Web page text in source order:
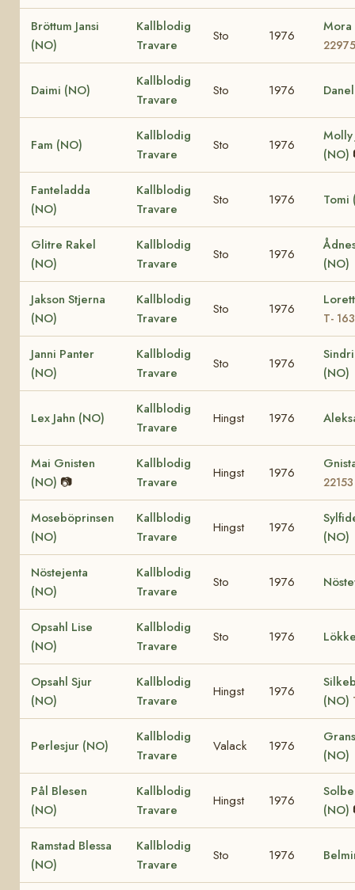
Bröttum Jansi
(NO)
Kallblodig
Travare
Sto 1976
22975
Daimi (NO)
Kallblodig
Travare
Sto 1976
Fam (NO)
Kallblodig
Travare
Sto 1976
Molly
(NO)
Fanteladda
(NO)
Kallblodig
Travare
Sto 1976 Tomi
Glitre Rakel
(NO)
Kallblodig
Travare
Sto 1976
(NO)
Jakson Stjerna
(NO)
Kallblodig
Travare
Sto 1976
T-
Janni Panter
(NO)
Kallblodig
Travare
Sto 1976
(NO)
Lex Jahn (NO)
Kallblodig
Travare
Hingst 1976
Mai Gnisten
(NO) 📷
Kallblodig
Travare
Hingst 1976
22153
Moseböprinsen
(NO)
Kallblodig
Travare
Hingst 1976
(NO)
Nöstejenta
(NO)
Kallblodig
Travare
Sto 1976
Opsahl Lise
(NO)
Kallblodig
Travare
Sto 1976
Opsahl Sjur
(NO)
Kallblodig
Travare
Hingst 1976
(NO)
Perlesjur (NO)
Kallblodig
Travare
Valack 1976
(NO)
Pål Blesen
(NO)
Kallblodig
Travare
Hingst 1976
(NO)
Ramstad Blessa
(NO)
Kallblodig
Travare
Sto 1976